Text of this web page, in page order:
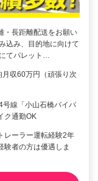
・長距離配送をお願い
込み、目的地に向けて
てパレット…
収60万円（頑張り次
線「小山石橋バイパ
ク通勤OK
ーラー運転経験2年
者の方は優遇しま